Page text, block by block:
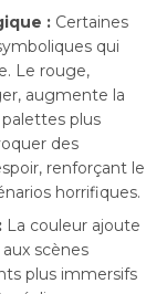
: Certaines
qui
Le rouge,
augmente la
plus
des
renforçant le
horrifiques.
La couleur ajoute
scènes
plus immersifs